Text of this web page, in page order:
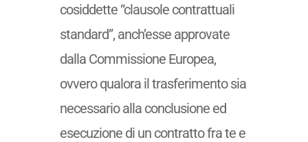
cosiddette “clausole contrattuali
standard”, anch’esse approvate
dalla Commissione Europea,
ovvero qualora il trasferimento sia
necessario alla conclusione ed
esecuzione di un contratto fra te e